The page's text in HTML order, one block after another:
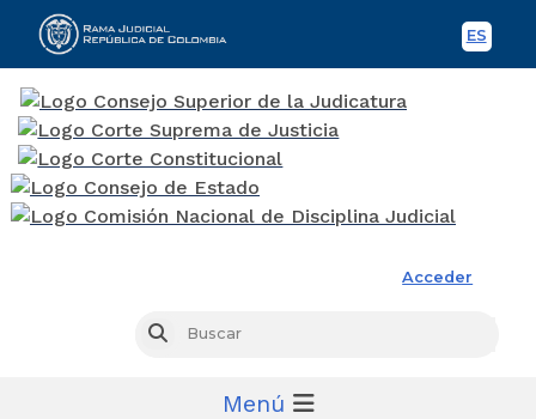
ES
Acceder
Buscar
Menú